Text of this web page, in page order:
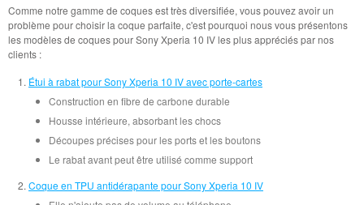
Comme notre gamme de coques est très diversifiée, vous pouvez avoir un
problème pour choisir la coque parfaite, c'est pourquoi nous vous présentons
les modèles de coques pour Sony Xperia 10 IV les plus appréciés par nos
clients :
Étui à rabat pour Sony Xperia 10 IV avec porte-cartes
Construction en fibre de carbone durable
Housse intérieure, absorbant les chocs
Découpes précises pour les ports et les boutons
Le rabat avant peut être utilisé comme support
Coque en TPU antidérapante pour Sony Xperia 10 IV